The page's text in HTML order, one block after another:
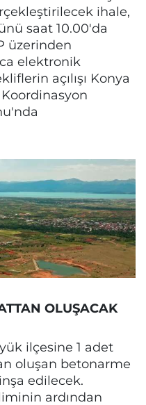
ihale,
saat 10.00'da
üzerinden
elektronik
açılışı Konya
OLUŞACAK
ilçesine 1 adet
oluşan betonarme
edilecek.
ardından